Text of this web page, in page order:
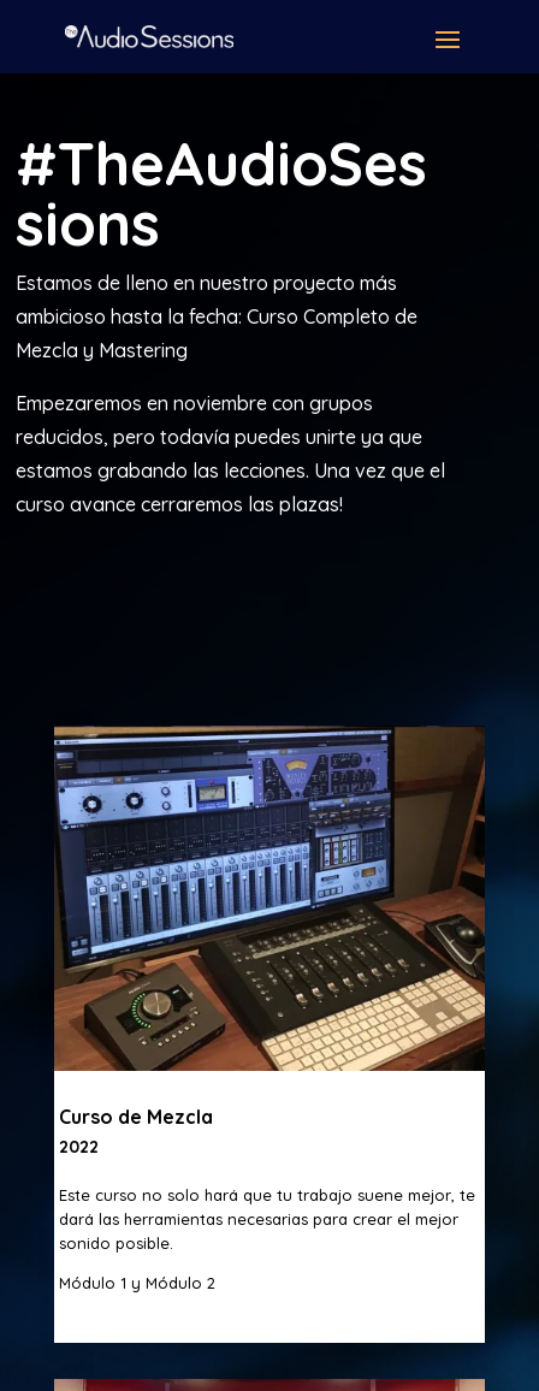
#TheAudioSes
sions
Estamos de lleno en nuestro proyecto más
ambicioso hasta la fecha: Curso Completo de
Mezcla y Mastering
Empezaremos en noviembre con grupos
reducidos, pero todavía puedes unirte ya que
estamos grabando las lecciones. Una vez que el
curso avance cerraremos las plazas!
Curso de Mezcla
2022
Este curso no solo hará que tu trabajo suene mejor, te
dará las herramientas necesarias para crear el mejor
sonido posible.
Módulo 1 y Módulo 2